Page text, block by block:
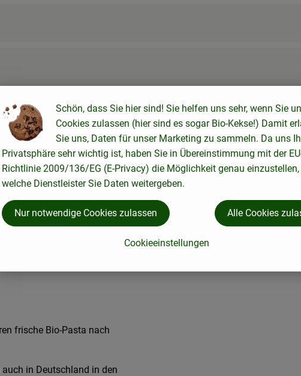
frische Bio-Pasta nach
in Deutschland in den
Schön, dass Sie hier sind! Sie helfen uns sehr, wenn Sie
Cookies zulassen (hier sind es sogar Bio-Kekse!) Damit
Sie uns, Daten für unser Marketing zu sammeln. Da uns
Privatsphäre sehr wichtig ist, haben Sie in Übereinstimmung mit der
Richtlinie 2009/136/EG (E-Privacy) die Möglichkeit genau einzustellen,
welche Dienstleister Sie Daten weitergeben.
Cookieeinstellungen
Nur notwendige Cookies zulassen Alle Cookies